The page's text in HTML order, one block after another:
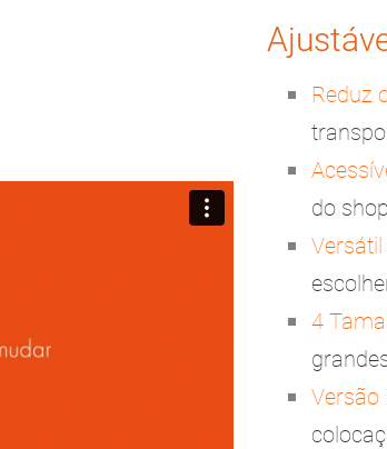
Reduz
do
Versátil
4
Versão